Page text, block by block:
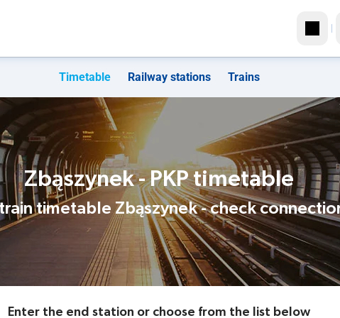
Timetable Railway stations Trains
Zbąszynek - PKP timetable
timetable Zbąszynek - check
Enter the end station or choose from the list below